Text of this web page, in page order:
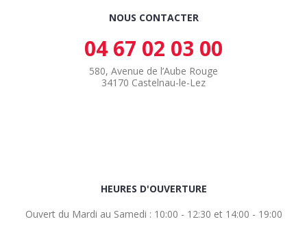
NOUS CONTACTER
04 67 02 03 00
580, Avenue de l’Aube Rouge
34170 Castelnau-le-Lez
HEURES D'OUVERTURE
Ouvert du Mardi au Samedi : 10:00 - 12:30 et 14:00 - 19:00